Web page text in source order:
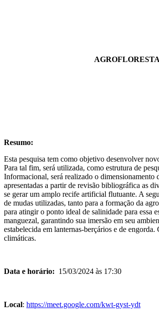
Resumo:
Esta pesquisa tem como objetivo desenvolver
Para tal fim, será utilizada, como estrutura de
Informacional, será realizado o
apresentadas a partir de revisão bibliográfica as
se gerar um amplo recife artificial flutuante. A
de mudas utilizadas, tanto para a formação da
para atingir o ponto ideal de salinidade para essa
manguezal, garantindo sua imersão em seu
estabelecida em lanternas-berçários e de
climáticas.
Data e horário: 15/03/2024 às 17:30
Local: https://meet.google.com/kwt-gyst-ydt